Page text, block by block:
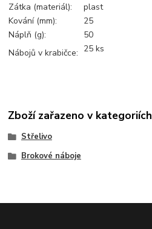
Zátka (materiál):
plast
Kování (mm):
25
Náplň (g):
50
Nábojů v krabičce: 25 ks
Zboží zařazeno v kategoriích
Střelivo
Brokové náboje